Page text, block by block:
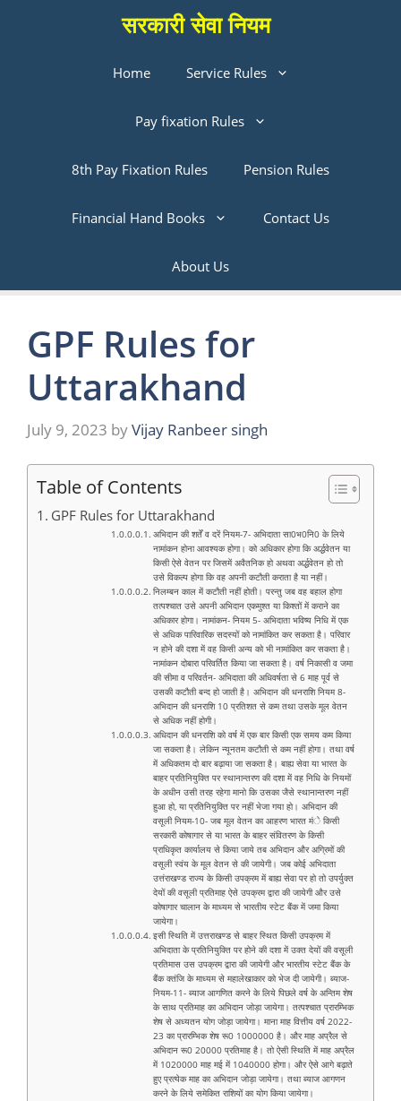
सरकारी सेवा नियम
Home Service Rules
Pay fixation Rules
8th Pay Fixation Rules Pension Rules
Financial Hand Books Contact Us
About Us
GPF Rules for
Uttarakhand
July 9, 2023 byVijay Ranbeer singh
Table of Contents
GPF Rules for Uttarakhand
अभिदान की शर्तें व दरें नियम-7- अभिदाता सा0भ0नि0 के लिये
नामांकन होना आवश्यक होगा। को अधिकार होगा कि अर्द्धवेतन या
किसी ऐसे वेतन पर जिसमें अवैतनिक हो अथवा अर्द्धवेतन हो तो
उसे विकल्प होगा कि वह अपनी कटौती कराता है या नहीं।
निलम्बन काल में कटौती नहीं होती। परन्तु जब वह बहाल होगा
तत्पश्चात उसे अपनी अभिदान एकमुश्त या किश्तों में कराने का
अधिकार होगा। नामांकन- नियम 5- अभिदाता भविष्य निधि में एक
से अधिक पारिवारिक सदस्यों को नामांकित कर सकता है। परिवार
न होने की दशा में वह किसी अन्य को भी नामांकित कर सकता है।
नामांकन दोबारा परिवर्तित किया जा सकता है। वर्ष निकासी व जमा
की सीमा व परिवर्तन- अभिदाता की अधिवर्षता से 6 माह पूर्व से
उसकी कटौती बन्द हो जाती है। अभिदान की धनराशि नियम 8-
अभिदान की धनराशि 10 प्रतिशत से कम तथा उसके मूल वेतन
से अधिक नहीं होगी।
अधिदान की धनराशि को वर्ष में एक बार किसी एक समय कम किया
जा सकता है। लेकिन न्यूनतम कटौती से कम नहीं होगा। तथा वर्ष
में अधिकतम दो बार बढ़ाया जा सकता है। बाह्य सेवा या भारत के
बाहर प्रतिनियुक्ति पर स्थानान्तरण की दशा में वह निधि के नियमों
के अधीन उसी तरह रहेगा मानो कि उसका जैसे स्थानान्तरण नहीं
हुआ हो, या प्रतिनियुक्ति पर नहीं भेजा गया हो। अभिदान की
वसूली नियम-10- जब मूल वेतन का आहरण भारत मंे किसी
सरकारी कोषागार से या भारत के बाहर संवितरण के किसी
प्राधिकृत कार्यालय से किया जाये तब अभिदान और अग्रिमों की
वसूली स्वंय के मूल वेतन से की जायेगी। जब कोई अभिदाता
उत्तंराखण्ड राज्य के किसी उपक्रम में बाह्य सेवा पर हो तो उपर्युक्त
देयों की वसूली प्रतिमाह ऐसे उपक्रम द्वारा की जायेगी और उसे
कोषागार चालान के माध्यम से भारतीय स्टेट बैंक में जमा किया
जायेगा।
इसी स्थिति में उत्तराखण्ड से बाहर स्थित किसी उपक्रम में
अभिदाता के प्रतिनियुक्ति पर होने की दशा में उक्त देयों की वसूली
प्रतिमास उस उपक्रम द्वारा की जायेगी और भारतीय स्टेट बैंक के
बैंक क्तंजि के माध्यम से महालेखाकार को भेज दी जायेगी। ब्याज-
नियम-11- ब्याज आगणित करने के लिये पिछले वर्ष के अन्तिम शेष
के साथ प्रतिमाह का अभिदान जोड़ा जायेगा। तत्पश्चात प्रारम्भिक
शेष से अध्यतन योग जोड़ा जायेगा। माना माह वित्तीय वर्ष 2022-
23 का प्रारम्भिक शेष रू0 1000000 है। और माह अप्रैल से
अभिदान रू0 20000 प्रतिमाह है। तो ऐसी स्थिति में माह अप्रैल
में 1020000 माह मई में 1040000 होगा। और ऐसे आगे बढ़ाते
हुए प्रत्येक माह का अभिदान जोड़ा जायेगा। तथा ब्याज आगणन
करने के लिये समेकित राशियों का योग किया जायेगा।